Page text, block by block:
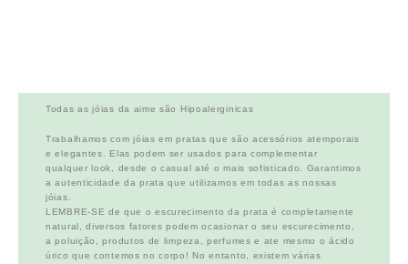
Todas as jóias da aime são Hipoalerginicas
Trabalhamos com jóias em pratas que são acessórios atemporais
e elegantes. Elas podem ser usados para complementar
qualquer look, desde o casual até o mais sofisticado. Garantimos
a autenticidade da prata que utilizamos em todas as nossas
jóias.
LEMBRE-SE de que o escurecimento da prata é completamente
natural, diversos fatores podem ocasionar o seu escurecimento,
a poluição, produtos de limpeza, perfumes e ate mesmo o ácido
úrico que contemos no corpo! No entanto, existem várias